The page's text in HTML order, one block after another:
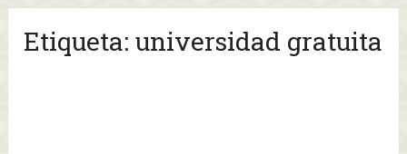
Etiqueta:universidad gratuita